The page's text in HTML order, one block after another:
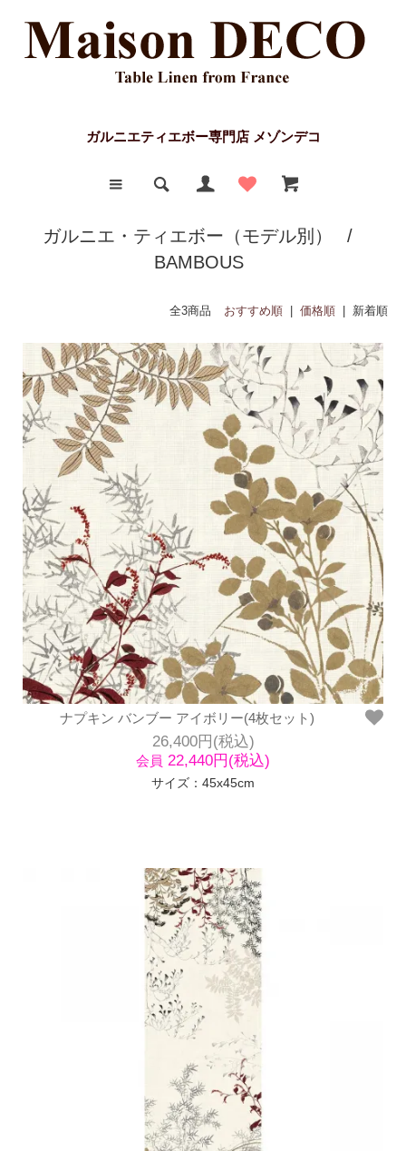
ガルニエティエボー専門店 メゾンデコ
ガルニエ・ティエボー（モデル別）
/
BAMBOUS
全3商品 おすすめ順 価格順 | 新着順
ナプキン バンブー アイボリー(4枚セット)
26,400円(税込)
会員 22,440円(税込)
サイズ：45x45cm